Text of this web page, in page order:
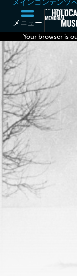
メインコンテンツ
メニュー
Your browser is